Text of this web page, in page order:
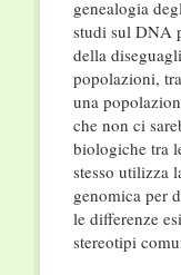
genealogia
studi sul DNA
della
popolazioni,
una
che non ci
biologiche tra
stesso utilizza
genomica per
le differenze
stereotipi